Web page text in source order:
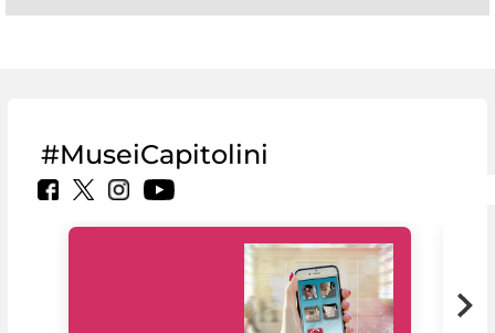
#MuseiCapitolini